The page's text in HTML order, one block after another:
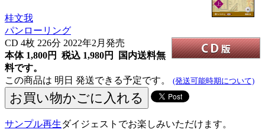
桂文我
パンローリング
CD 4枚 226分 2022年2月発売
本体 1,800円 税込 1,980円
国内送料無
料です。
この商品は 明日 発送できる予定です。 (発送可能時期について)
サンプル再生ダイジェストでお楽しみいただけます。